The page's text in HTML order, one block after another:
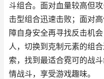
斗组合。面对血量较高但
击型组合迅速击败；面对
障自身安全再寻找反击机
人，切换到克制元素的组
索，找到最适合霓可的战
情战斗，享受游戏趣味。